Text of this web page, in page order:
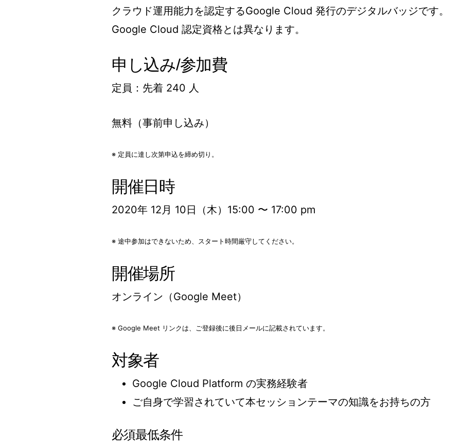
クラウド運用能力を認定するGoogle Cloud 発行のデジタルバッジです。
Google Cloud 認定資格とは異なります。
申し込み/参加費
定員：先着 240 人
無料（事前申し込み）
※ 定員に達し次第申込を締め切り。
開催日時
2020年 12月 10日（木）15:00 〜 17:00 pm
※ 途中参加はできないため、スタート時間厳守してください。
開催場所
オンライン（Google Meet）
※ Google Meet リンクは、ご登録後に後日メールに記載されています。
対象者
Google Cloud Platform の実務経験者
ご自身で学習されていて本セッションテーマの知識をお持ちの方
必須最低条件